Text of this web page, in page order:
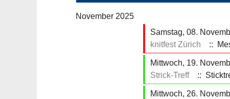
November 2025
Samstag, 08.
knitfest Zürich
::
Mittwoch, 19.
Strick-Treff
::
Mittwoch, 26.